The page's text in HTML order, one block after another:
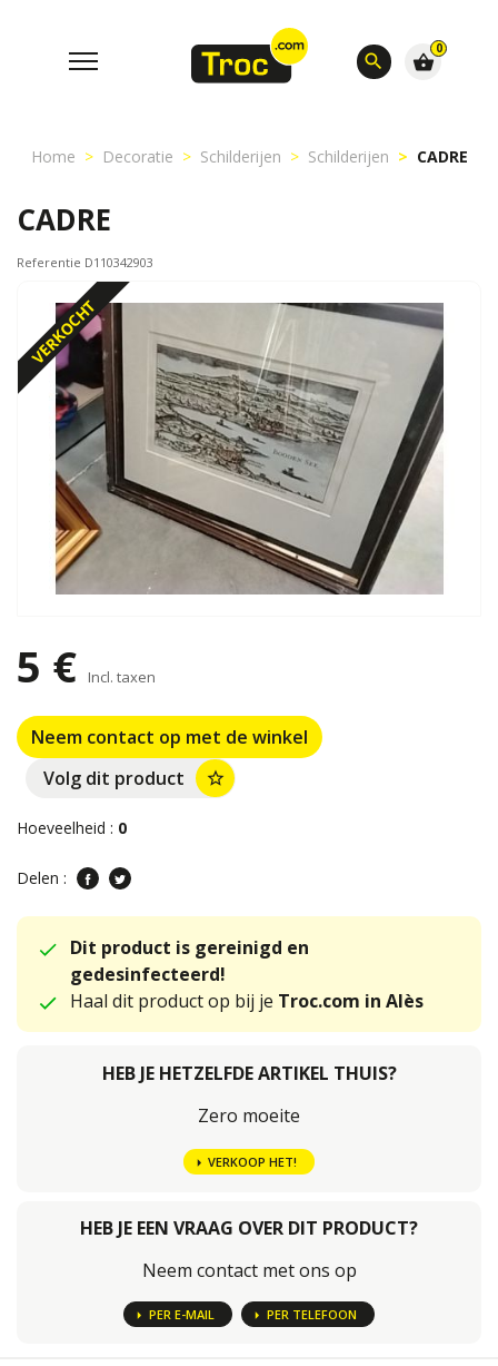
search
0
shopping_basket
Home Decoratie Schilderijen Schilderijen CADRE
CADRE
Referentie D110342903
VERKOCHT
5 € Incl. taxen
Neem contact op met de winkel
Volg dit product
star_border
Hoeveelheid : 0
Delen :
Dit product is gereinigd en
gedesinfecteerd!
Haal dit product op bij je Troc.com in Alès
HEB JE HETZELFDE ARTIKEL THUIS?
Zero moeite
VERKOOP HET!
HEB JE EEN VRAAG OVER DIT PRODUCT?
Neem contact met ons op
PER E-MAIL PER TELEFOON